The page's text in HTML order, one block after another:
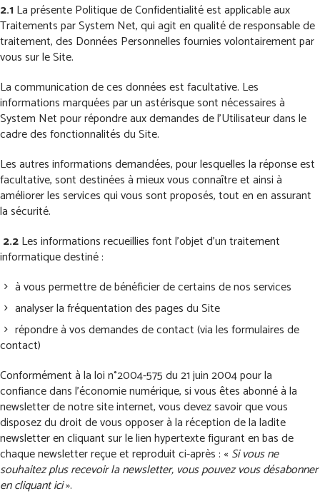
2.1La présente Politique de Confidentialité est applicable aux
Traitements par System Net, qui agit en qualité de responsable de
traitement, des Données Personnelles fournies volontairement par
vous sur le Site.
La communication de ces données est facultative. Les
informations marquées par un astérisque sont nécessaires à
System Net pour répondre aux demandes de l’Utilisateur dans le
cadre des fonctionnalités du Site.
Les autres informations demandées, pour lesquelles la réponse est
facultative, sont destinées à mieux vous connaître et ainsi à
améliorer les services qui vous sont proposés, tout en en assurant
la sécurité.
2.2Les informations recueillies font l’objet d’un traitement
informatique destiné :
à vous permettre de bénéficier de certains de nos services
analyser la fréquentation des pages du Site
répondre à vos demandes de contact (via les formulaires de
contact)
Conformément à la loi n°2004-575 du 21 juin 2004 pour la
confiance dans l’économie numérique, si vous êtes abonné à la
newsletter de notre site internet, vous devez savoir que vous
disposez du droit de vous opposer à la réception de la ladite
newsletter en cliquant sur le lien hypertexte figurant en bas de
chaque newsletter reçue et reproduit ci-après : « Si vous ne
souhaitez plus recevoir la newsletter, vous pouvez vous désabonner
en cliquant ici».